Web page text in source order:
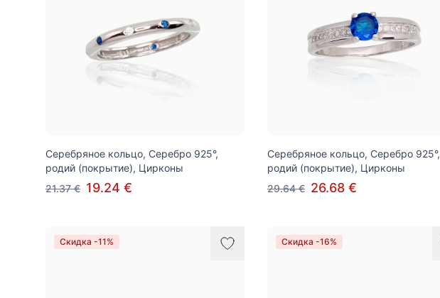
Серебряное кольцо, Серебро 925°,
родий (покрытие), Цирконы
21.37 € 19.24 €
Серебряное кольцо, Серебро 925°,
родий (покрытие), Цирконы
29.64 € 26.68 €
Скидка -11% Скидка -16%